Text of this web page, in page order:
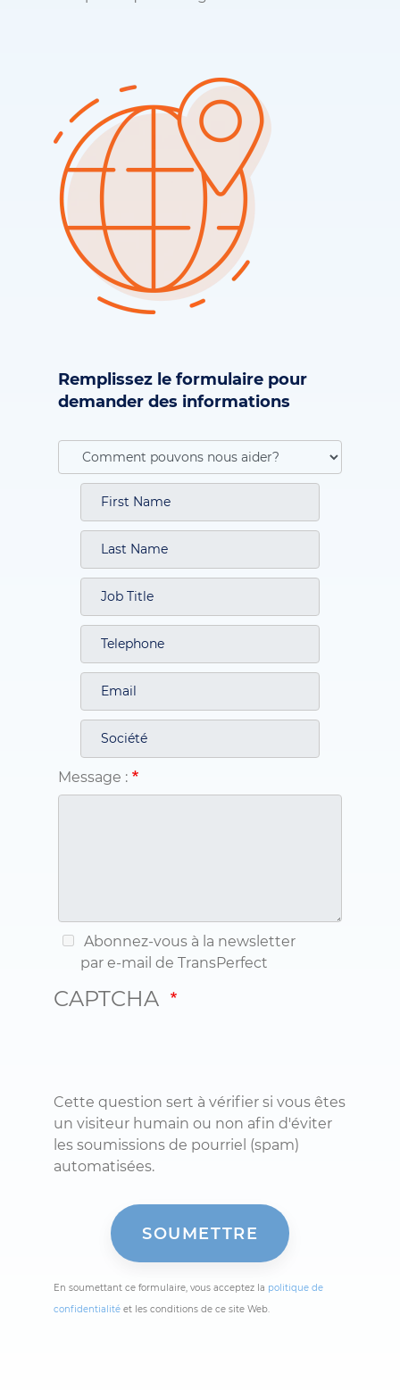
Remplissez le formulaire pour
demander des informations
Message :
Abonnez-vous à la newsletter
par e-mail de TransPerfect
CAPTCHA
Cette question sert à vérifier si vous êtes
un visiteur humain ou non afin d'éviter
les soumissions de pourriel (spam)
automatisées.
En soumettant ce formulaire, vous acceptez la politique de
confidentialité et les conditions de ce site Web.